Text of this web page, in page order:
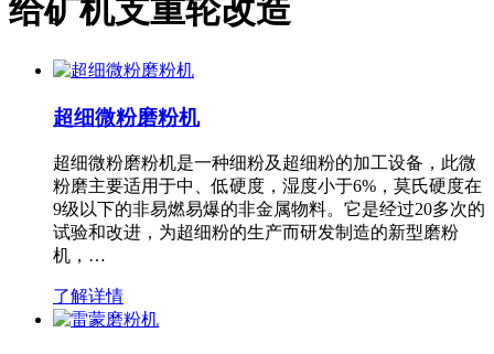
给矿机支重轮改造
超细微粉磨粉机
超细微粉磨粉机是一种细粉及超细粉的加工设备，此微
粉磨主要适用于中、低硬度，湿度小于6%，莫氏硬度在
9级以下的非易燃易爆的非金属物料。它是经过20多次的
试验和改进，为超细粉的生产而研发制造的新型磨粉
机，…
了解详情